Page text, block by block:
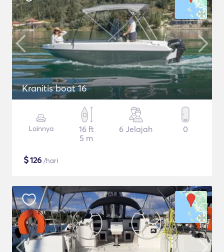
Kranitis boat 16
Lainnya
16 ft
5 m
6 Jelajah 0
$126 /hari